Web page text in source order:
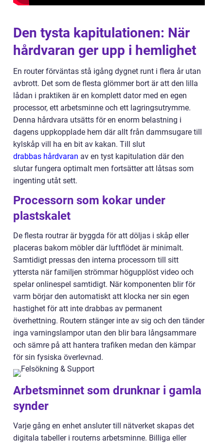
Den tysta kapitulationen: När
hårdvaran ger upp i hemlighet
En router förväntas stå igång dygnet runt i flera år utan
avbrott. Det som de flesta glömmer bort är att den lilla
lådan i praktiken är en komplett dator med en egen
processor, ett arbetsminne och ett lagringsutrymme.
Denna hårdvara utsätts för en enorm belastning i
dagens uppkopplade hem där allt från dammsugare till
kylskåp vill ha en bit av kakan. Till slut
drabbas hårdvaran av en tyst kapitulation där den
slutar fungera optimalt men fortsätter att låtsas som
ingenting utåt sett.
Processorn som kokar under
plastskalet
De flesta routrar är byggda för att döljas i skåp eller
placeras bakom möbler där luftflödet är minimalt.
Samtidigt pressas den interna processorn till sitt
yttersta när familjen strömmar högupplöst video och
spelar onlinespel samtidigt. När komponenten blir för
varm börjar den automatiskt att klocka ner sin egen
hastighet för att inte drabbas av permanent
överhettning. Routern stänger inte av sig och den tänder
inga varningslampor utan den blir bara långsammare
och sämre på att hantera trafiken medan den kämpar
för sin fysiska överlevnad.
Arbetsminnet som drunknar i gamla
synder
Varje gång en enhet ansluter till nätverket skapas det
digitala tabeller i routerns arbetsminne. Billiga eller